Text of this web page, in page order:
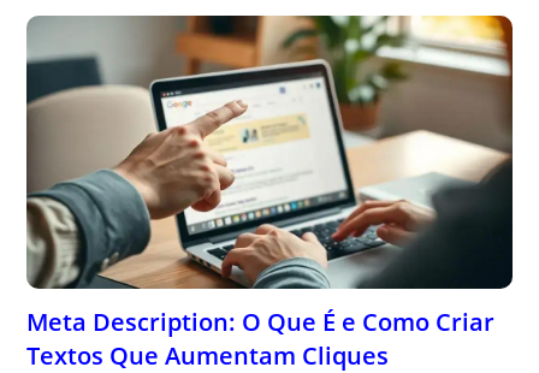
Meta Description: O Que É e Como Criar
Textos Que Aumentam Cliques